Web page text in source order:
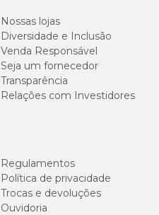
400g/kg
(40,0%)
120 g/kg /
55g/kg (5,5%)
85g/kg
Nossas lojas
Diversidade e Inclusão
Venda Responsável
Seja um fornecedor
Transparência
Relações com Investidores
Regulamentos
Política de privacidade
Trocas e devoluções
Ouvidoria